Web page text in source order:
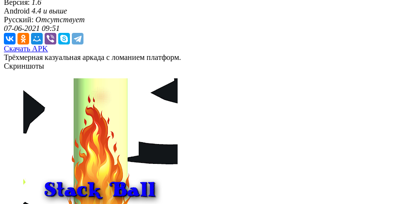
Версия: 1.6
Android 4.4 и выше
Русский: Отсутствует
07-06-2021 09:51
Скачать APK
Трёхмерная казуальная аркада с ломанием платформ.
Скриншоты